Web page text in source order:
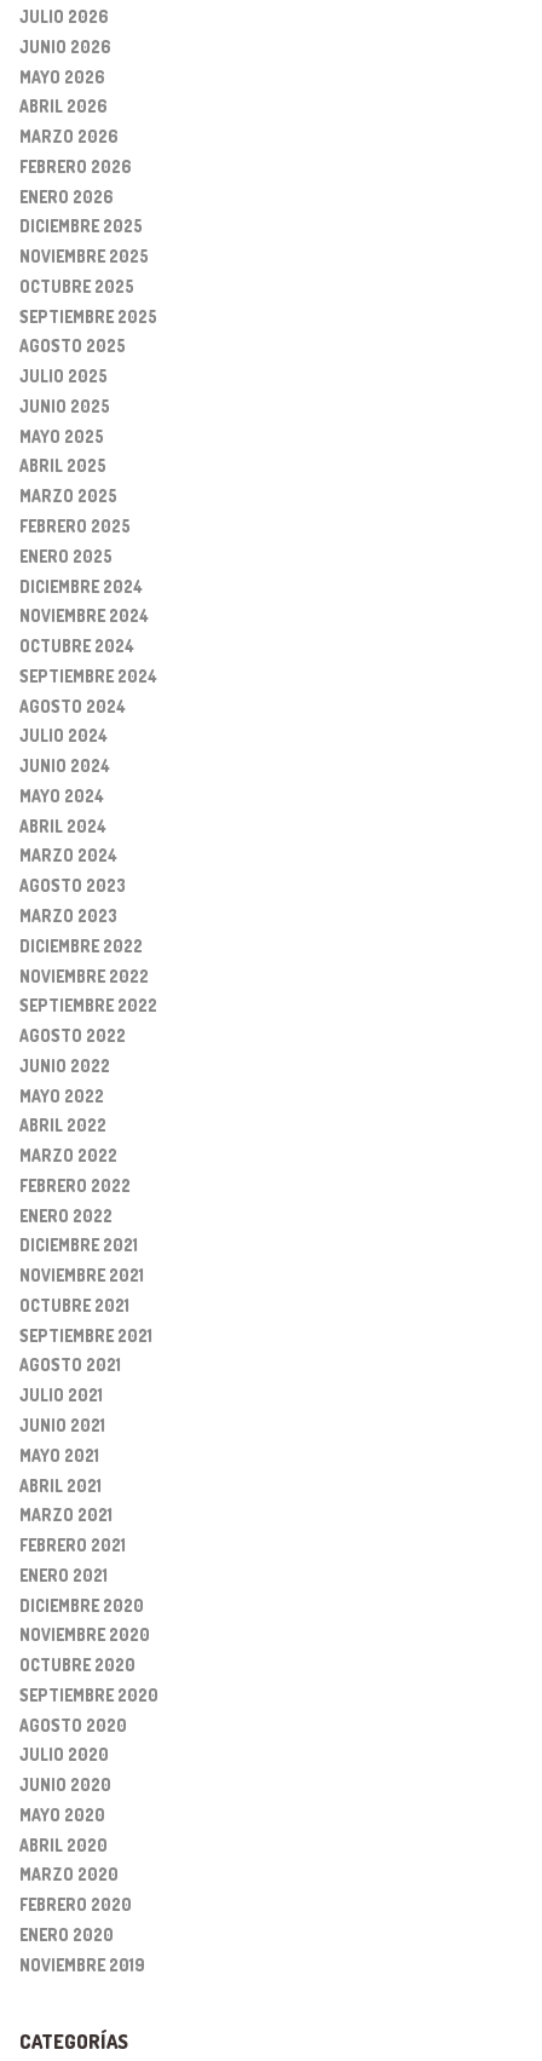
JULIO 2026
JUNIO 2026
MAYO 2026
ABRIL 2026
MARZO 2026
FEBRERO 2026
ENERO 2026
DICIEMBRE 2025
NOVIEMBRE 2025
OCTUBRE 2025
SEPTIEMBRE 2025
AGOSTO 2025
JULIO 2025
JUNIO 2025
MAYO 2025
ABRIL 2025
MARZO 2025
FEBRERO 2025
ENERO 2025
DICIEMBRE 2024
NOVIEMBRE 2024
OCTUBRE 2024
SEPTIEMBRE 2024
AGOSTO 2024
JULIO 2024
JUNIO 2024
MAYO 2024
ABRIL 2024
MARZO 2024
AGOSTO 2023
MARZO 2023
DICIEMBRE 2022
NOVIEMBRE 2022
SEPTIEMBRE 2022
AGOSTO 2022
JUNIO 2022
MAYO 2022
ABRIL 2022
MARZO 2022
FEBRERO 2022
ENERO 2022
DICIEMBRE 2021
NOVIEMBRE 2021
OCTUBRE 2021
SEPTIEMBRE 2021
AGOSTO 2021
JULIO 2021
JUNIO 2021
MAYO 2021
ABRIL 2021
MARZO 2021
FEBRERO 2021
ENERO 2021
DICIEMBRE 2020
NOVIEMBRE 2020
OCTUBRE 2020
SEPTIEMBRE 2020
AGOSTO 2020
JULIO 2020
JUNIO 2020
MAYO 2020
ABRIL 2020
MARZO 2020
FEBRERO 2020
ENERO 2020
NOVIEMBRE 2019
CATEGORÍAS